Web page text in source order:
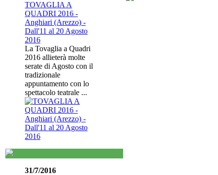
TOVAGLIA A
QUADRI 2016 -
Anghiari (Arezzo) -
Dall'11 al 20 Agosto
2016
La Tovaglia a Quadri
2016 allieterà molte
serate di Agosto con il
tradizionale
appuntamento con lo
spettacolo teatrale ...
31/7/2016